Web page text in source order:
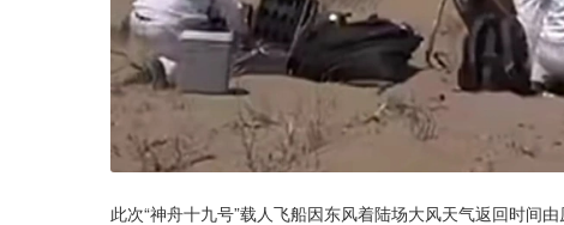
此次“神舟十九号”载人飞船因东风着陆场大风天气返回时间